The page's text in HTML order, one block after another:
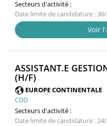
Secteurs d'activité :
Date limite de candidature :
Voir
ASSISTANT.E
(H/F)
FENÊTRE)
EUROPE CONTINENTALE
CDD
Secteurs d'activité :
Date limite de candidature :